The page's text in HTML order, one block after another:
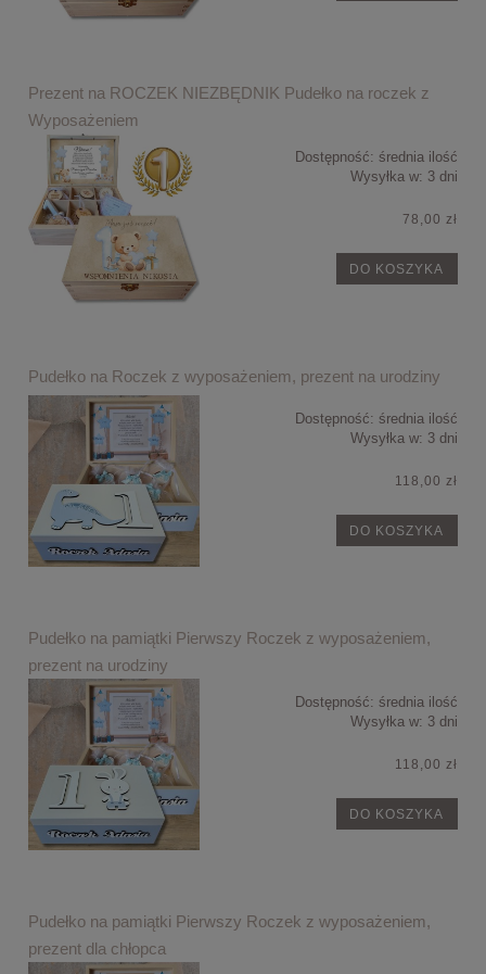
Prezent na ROCZEK NIEZBĘDNIK Pudełko na roczek z
Wyposażeniem
Dostępność: średnia ilość
Wysyłka w: 3 dni
78,00 zł
DO KOSZYKA
Pudełko na Roczek z wyposażeniem, prezent na urodziny
Dostępność: średnia ilość
Wysyłka w: 3 dni
118,00 zł
DO KOSZYKA
Pudełko na pamiątki Pierwszy Roczek z wyposażeniem,
prezent na urodziny
Dostępność: średnia ilość
Wysyłka w: 3 dni
118,00 zł
DO KOSZYKA
Pudełko na pamiątki Pierwszy Roczek z wyposażeniem,
prezent dla chłopca